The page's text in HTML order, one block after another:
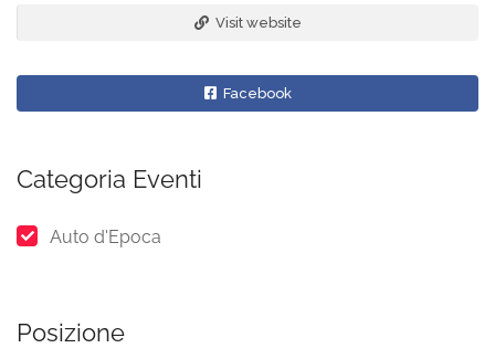
Visit website
Facebook
Categoria Eventi
Auto d'Epoca
Posizione